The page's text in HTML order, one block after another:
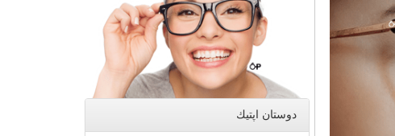
دوستان اپتیك